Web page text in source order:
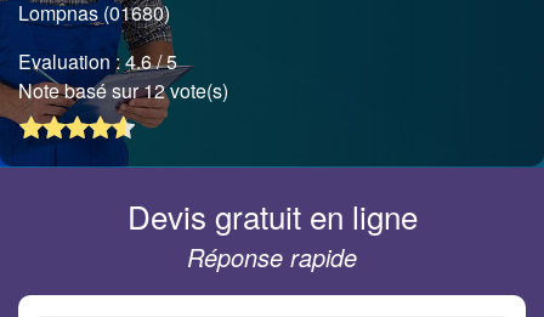
Lompnas (01680)
Evaluation :4.6/ 5
Note basé sur 12 vote(s)
Devis gratuit en ligne
Réponse rapide